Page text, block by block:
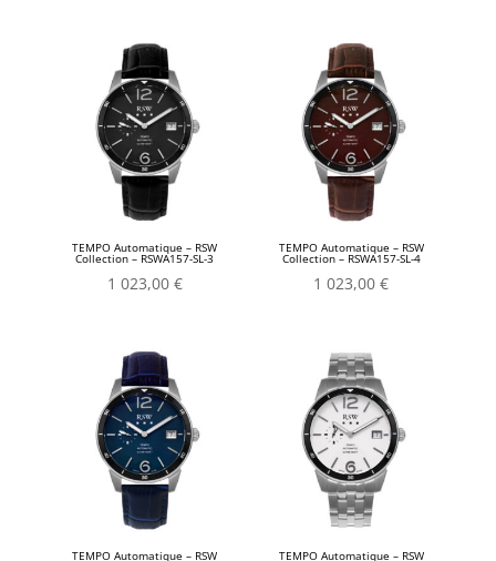
TEMPO Automatique – RSW
Collection – RSWA157-SL-3
1 023,00 €
TEMPO Automatique – RSW
Collection – RSWA157-SL-4
1 023,00€
TEMPO Automatique – RSW TEMPO Automatique – RSW